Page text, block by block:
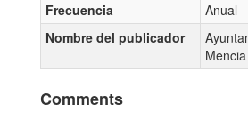
Frecuencia
Anual
Nombre del publicador
Mencia
Comments